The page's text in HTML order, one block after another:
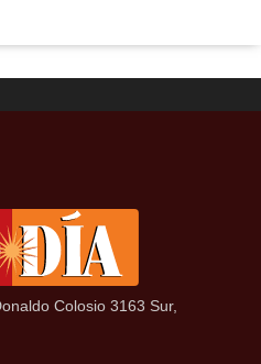
Colosio 3163 Sur,